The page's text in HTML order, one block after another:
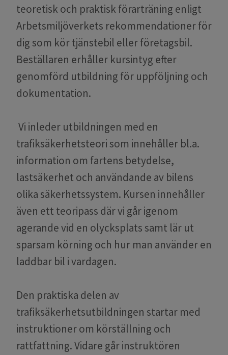
teoretisk och praktisk förarträning enligt
Arbetsmiljöverkets rekommendationer för
dig som kör tjänstebil eller företagsbil.
Beställaren erhåller kursintyg efter
genomförd utbildning för uppföljning och
dokumentation.
Vi inleder utbildningen med en
trafiksäkerhetsteori som innehåller bl.a.
information om fartens betydelse,
lastsäkerhet och användande av bilens
olika säkerhetssystem. Kursen innehåller
även ett teoripass där vi går igenom
agerande vid en olycksplats samt lär ut
sparsam körning och hur man använder en
laddbar bil i vardagen.
Den praktiska delen av
trafiksäkerhetsutbildningen startar med
instruktioner om körställning och
rattfattning. Vidare går instruktören